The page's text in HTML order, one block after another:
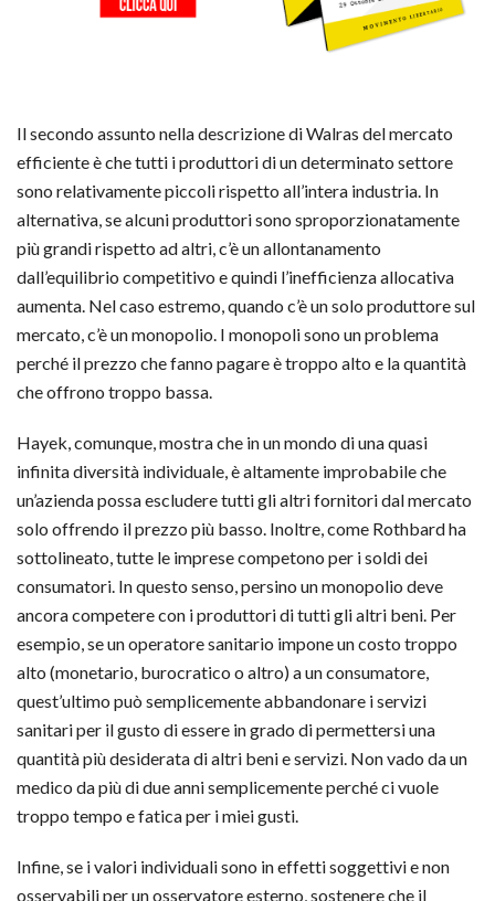
Il secondo assunto nella descrizione di Walras del mercato
efficiente è che tutti i produttori di un determinato settore
sono relativamente piccoli rispetto all’intera industria. In
alternativa, se alcuni produttori sono sproporzionatamente
più grandi rispetto ad altri, c’è un allontanamento
dall’equilibrio competitivo e quindi l’inefficienza allocativa
aumenta. Nel caso estremo, quando c’è un solo produttore sul
mercato, c’è un monopolio. I monopoli sono un problema
perché il prezzo che fanno pagare è troppo alto e la quantità
che offrono troppo bassa.
Hayek, comunque, mostra che in un mondo di una quasi
infinita diversità individuale, è altamente improbabile che
un’azienda possa escludere tutti gli altri fornitori dal mercato
solo offrendo il prezzo più basso. Inoltre, come Rothbard ha
sottolineato, tutte le imprese competono per i soldi dei
consumatori. In questo senso, persino un monopolio deve
ancora competere con i produttori di tutti gli altri beni. Per
esempio, se un operatore sanitario impone un costo troppo
alto (monetario, burocratico o altro) a un consumatore,
quest’ultimo può semplicemente abbandonare i servizi
sanitari per il gusto di essere in grado di permettersi una
quantità più desiderata di altri beni e servizi. Non vado da un
medico da più di due anni semplicemente perché ci vuole
troppo tempo e fatica per i miei gusti.
Infine, se i valori individuali sono in effetti soggettivi e non
osservabili per un osservatore esterno, sostenere che il